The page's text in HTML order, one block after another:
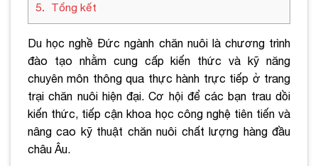
5
Tổng kết
Du học nghề Đức ngành chăn nuôi là chương trình
đào tạo nhằm cung cấp kiến thức và kỹ năng
chuyên môn thông qua thực hành trực tiếp ở trang
trại chăn nuôi hiện đại. Cơ hội để các bạn trau dồi
kiến thức, tiếp cận khoa học công nghệ tiên tiến và
nâng cao kỹ thuật chăn nuôi chất lượng hàng đầu
châu Âu.